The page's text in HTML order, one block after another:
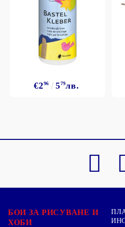
€296 579лв.
БОИ ЗА РИСУВАНЕ И
ХОБИ